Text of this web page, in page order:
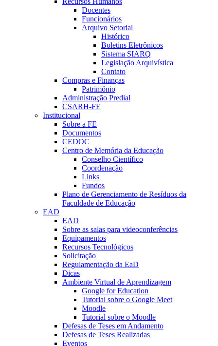
Docentes
Funcionários
Arquivo Setorial
Histórico
Boletins Eletrônicos
Sistema SIARQ
Legislação Arquivística
Contato
Compras e Finanças
Patrimônio
Administração Predial
CSARH-FE
Institucional
Sobre a FE
Documentos
CEDOC
Centro de Memória da Educação
Conselho Científico
Coordenação
Links
Fundos
Plano de Gerenciamento de Resíduos da
Faculdade de Educação
EAD
EAD
Sobre as salas para videoconferências
Equipamentos
Recursos Tecnológicos
Solicitação
Regulamentação da EaD
Dicas
Ambiente Virtual de Aprendizagem
Google for Education
Tutorial sobre o Google Meet
Moodle
Tutorial sobre o Moodle
Defesas de Teses em Andamento
Defesas de Teses Realizadas
Eventos